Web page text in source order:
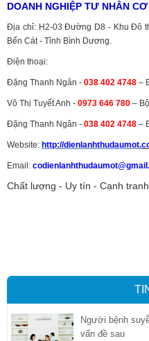
DOANH NGHIỆP TƯ NHÂN
Địa chỉ: H2-03 Đường D8 - Khu Đô
Bến Cát - Tỉnh Bình Dương.
Điện thoại:
Đặng Thanh Ngân - 038 402 4748 –
Võ Thị Tuyết Anh - 0973 646 780 –
Đặng Thanh Ngân - 038 402 4748 –
Website: http://dienlanhthudaumot.
Email:
Chất lượng - Uy tín - Cạnh tranh
Người bệnh
vấn đề sau